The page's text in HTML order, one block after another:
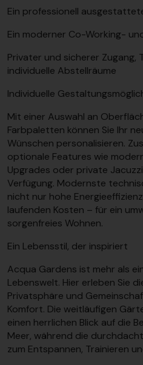
Ein professionell
Ein moderner Co-Working-
Privater und sicherer Zugang,
individuelle Abstellräume
Individuelle
Mit einer Auswahl an
Farbpaletten können Sie Ihr
Wünschen personalisieren.
optionale Features wie
Upgrades oder private
Verfügung. Modernste
nicht nur hohe
laufenden Kosten – für ein
sorgenfreies Wohnen.
Ein Lebensstil, der inspiriert
Acqua Gardens ist mehr als
Lebenswelt. Hier erleben Sie
Privatsphäre und
Komfort. Die weitläufigen
einen herrlichen Blick auf die
Meer, während die
zum Entspannen, Trainieren